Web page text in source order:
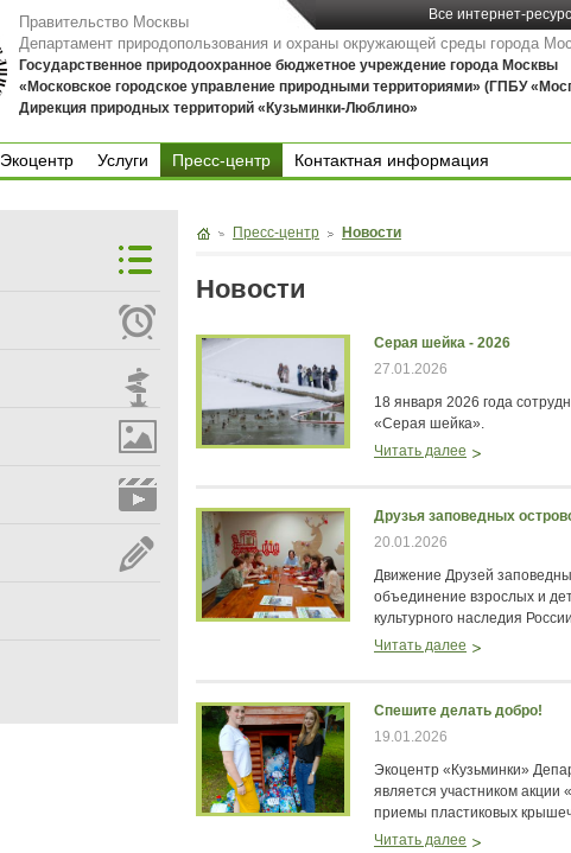
Все интернет-
Правительство Москвы
Департамент природопользования и охраны окружающей среды города
Государственное природоохранное бюджетное учреждение города Москвы
«Московское городское управление природными территориями» (ГПБУ
Дирекция природных территорий «Кузьминки-Люблино»
Экоцентр
Услуги
Пресс-центр
Контактная информация
Пресс-центр Новости
Новости
Серая шейка - 2026
27.01.2026
18 января 2026 года
«Серая шейка».
Читать далее
Друзья заповедных
20.01.2026
Движение Друзей
объединение взрослых и
культурного наследия
Читать далее
Спешите делать добро!
19.01.2026
Экоцентр «Кузьминки»
является участником
приемы пластиковых
Читать далее